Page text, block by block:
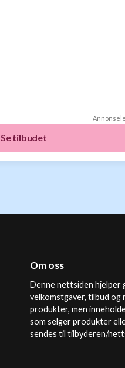
Se tilbudet
Om oss
Denne nettsiden hjelper
velkomstgaver, tilbud
produkter, men
som selger produkter
sendes til tilbyderen/